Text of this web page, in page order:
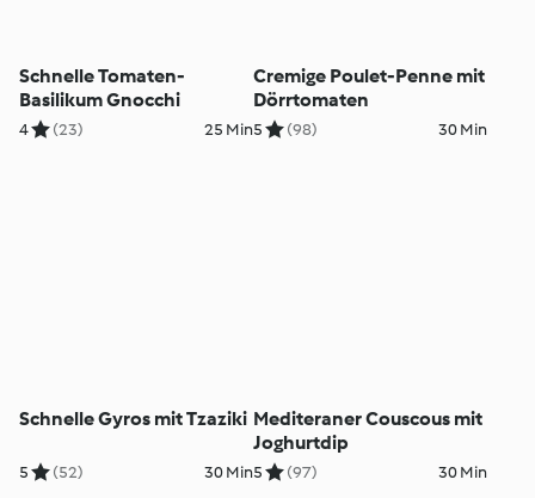
Schnelle Tomaten-
Basilikum Gnocchi
4 (23) 25 Min
Cremige Poulet-Penne mit
Dörrtomaten
5 (98) 30 Min
Schnelle Gyros mit Tzaziki
5 (52) 30 Min
Mediteraner Couscous mit
Joghurtdip
5 (97) 30 Min